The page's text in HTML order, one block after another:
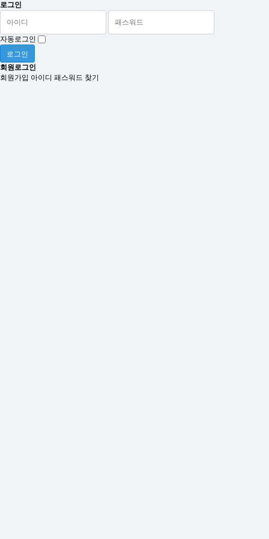
로그인
자동로그인
로그인
회원로그인
회원가입 아이디 패스워드 찾기